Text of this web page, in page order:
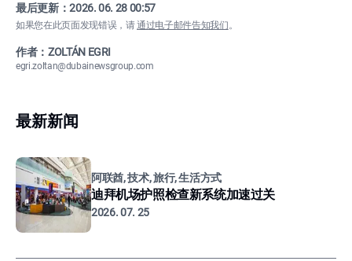
最后更新：2026. 06. 28 00:57
如果您在此页面发现错误，请通过电子邮件告知我们。
作者：ZOLTÁN EGRI
egri.zoltan@dubainewsgroup.com
最新新闻
阿联酋, 技术, 旅行, 生活方式
迪拜机场护照检查新系统加速过关
2026. 07. 25